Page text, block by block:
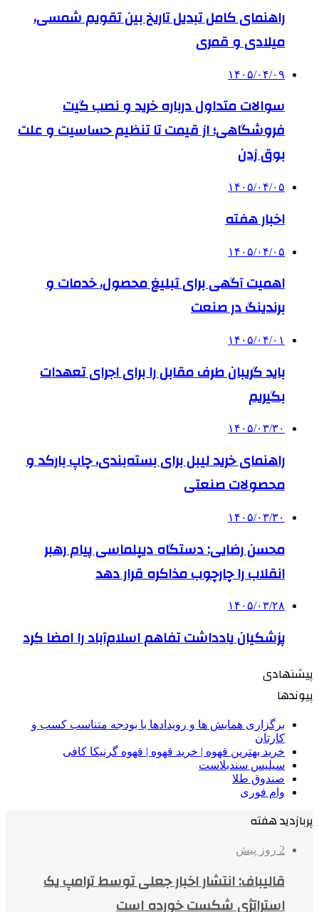
راهنمای کامل تبدیل تاریخ بین تقویم شمسی،
میلادی و قمری
۱۴۰۵/۰۴/۰۹
سوالات متداول درباره خرید و نصب گیت
فروشگاهی؛ از قیمت تا تنظیم حساسیت و علت
بوق زدن
۱۴۰۵/۰۴/۰۵
اخبار هفته
۱۴۰۵/۰۴/۰۵
اهمیت آگهی برای تبلیغ محصول، خدمات و
برندینگ در صنعت
۱۴۰۵/۰۴/۰۱
باید گریبان طرف مقابل را برای اجرای تعهدات
بگیریم
۱۴۰۵/۰۳/۳۰
راهنمای خرید لیبل برای بسته‌بندی، چاپ بارکد و
محصولات صنعتی
۱۴۰۵/۰۳/۳۰
محسن رضایی: دستگاه دیپلماسی پیام رهبر
انقلاب را چارچوب مذاکره قرار دهد
۱۴۰۵/۰۳/۲۸
پزشکیان یادداشت تفاهم اسلام‌آباد را امضا کرد
پیشنهادی
پیوندها
برگزاری همایش ها و رویدادها با بودجه متناسب کسب و
کارتان
خرید بهترین قهوه | خرید قهوه | قهوه گرنیکا کافی
سیلیس سندبلاست
صندوق طلا
وام فوری
پربازدید هفته
2 روز پیش
قالیباف: انتشار اخبار جعلی توسط ترامپ یک
استراتژی شکست خورده است